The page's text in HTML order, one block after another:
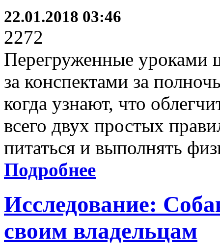
22.01.2018 03:46
2272
Перегруженные
за конспектами за
когда узнают, что
всего двух простых
питаться и выполнять
Подробнее
Исследование:
своим владельцам